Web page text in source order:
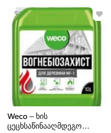
Weco – ხის
ცეცხსაწინააღმდეგო